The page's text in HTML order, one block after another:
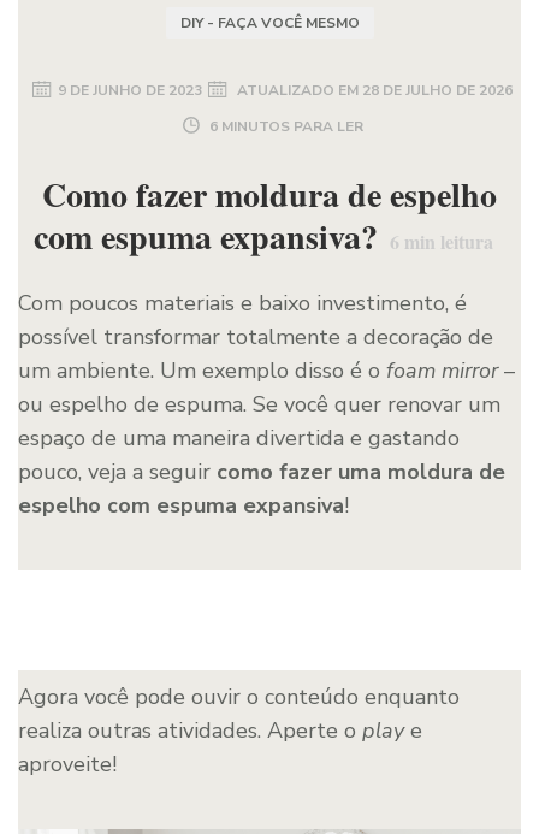
DIY - FAÇA VOCÊ MESMO
9 DE JUNHO DE 2023 ATUALIZADO EM 28 DE JULHO DE 2026
6 MINUTOS PARA LER
Como fazer moldura de espelho
com espuma expansiva? 6 min leitura
Com poucos materiais e baixo investimento, é
possível transformar totalmente a decoração de
um ambiente. Um exemplo disso é o foam mirror–
ou espelho de espuma. Se você quer renovar um
espaço de uma maneira divertida e gastando
pouco, veja a seguir como fazer uma moldura de
espelho com espuma expansiva!
Agora você pode ouvir o conteúdo enquanto
realiza outras atividades. Aperte o playe
aproveite!